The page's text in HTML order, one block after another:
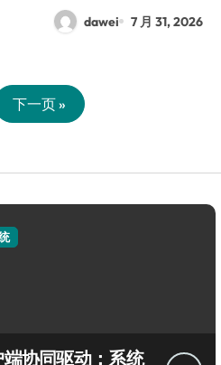
dawei 7 月 31, 2026
下一页 »
协同驱动：系统